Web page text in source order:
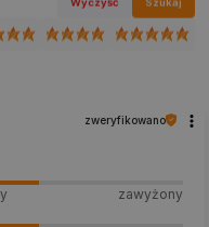
zweryfikowano
zawyżony